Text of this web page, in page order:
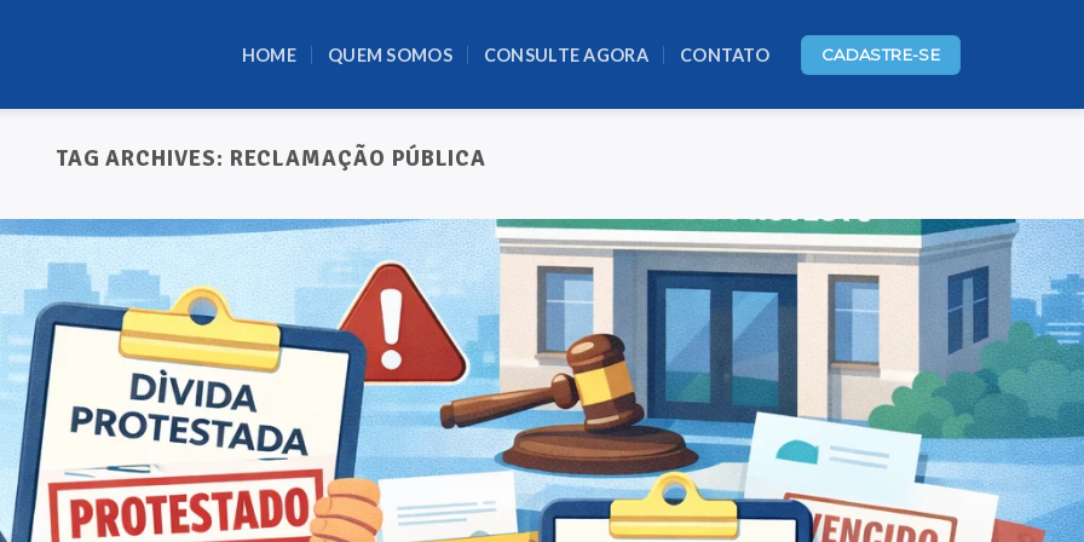
HOME QUEM SOMOS CONSULTE AGORA CONTATO CADASTRE-SE
TAG ARCHIVES: RECLAMAÇÃO PÚBLICA